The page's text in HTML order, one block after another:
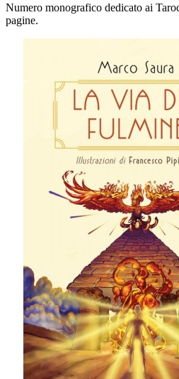
Numero monografico dedicato ai
pagine.